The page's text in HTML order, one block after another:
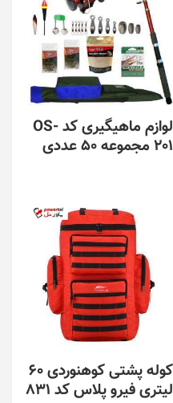
لوازم ماهیگیری کد OS-
201 مجموعه 50 عددی
کوله پشتی کوهنوردی 60
لیتری فیرو پلاس کد 831